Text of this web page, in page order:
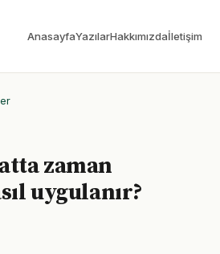
AnasayfaYazılarHakkımızdaİletişim
zaman
uygulanır?